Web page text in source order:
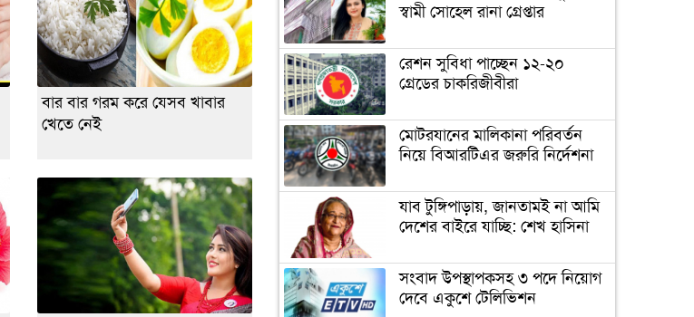
বার বার গরম করে যেসব খাবার
খেতে নেই
স্বামী সোহেল রানা গ্রেপ্তার
রেশন সুবিধা পাচ্ছেন ১২-২০
গ্রেডের চাকরিজীবীরা
মোটরযানের মালিকানা পরিবর্তন
নিয়ে বিআরটিএর জরুরি নির্দেশনা
যাব টুঙ্গিপাড়ায়, জানতামই না আমি
দেশের বাইরে যাচ্ছি: শেখ হাসিনা
সংবাদ উপস্থাপকসহ ৩ পদে নিয়োগ
দেবে একুশে টেলিভিশন